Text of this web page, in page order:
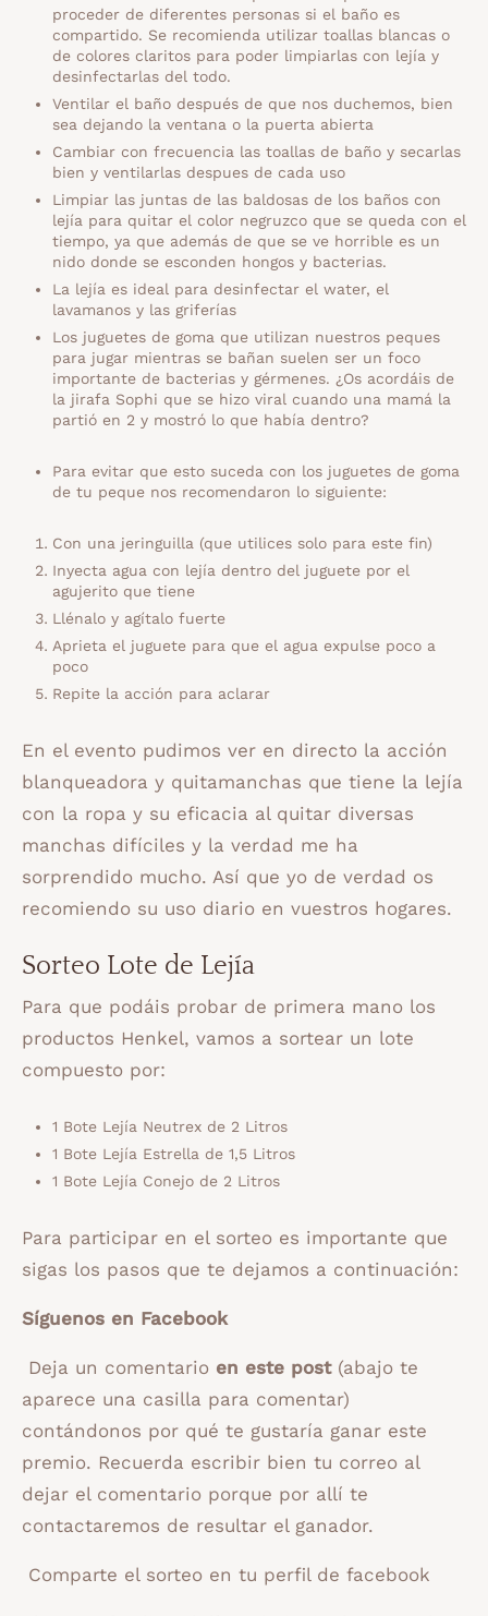
proceder de diferentes personas si el baño es
compartido. Se recomienda utilizar toallas blancas o
de colores claritos para poder limpiarlas con lejía y
desinfectarlas del todo.
Ventilar el baño después de que nos duchemos, bien
sea dejando la ventana o la puerta abierta
Cambiar con frecuencia las toallas de baño y secarlas
bien y ventilarlas despues de cada uso
Limpiar las juntas de las baldosas de los baños con
lejía para quitar el color negruzco que se queda con el
tiempo, ya que además de que se ve horrible es un
nido donde se esconden hongos y bacterias.
La lejía es ideal para desinfectar el water, el
lavamanos y las griferías
Los juguetes de goma que utilizan nuestros peques
para jugar mientras se bañan suelen ser un foco
importante de bacterias y gérmenes. ¿Os acordáis de
la jirafa Sophi que se hizo viral cuando una mamá la
partió en 2 y mostró lo que había dentro?
Para evitar que esto suceda con los juguetes de goma
de tu peque nos recomendaron lo siguiente:
Con una jeringuilla (que utilices solo para este fin)
Inyecta agua con lejía dentro del juguete por el
agujerito que tiene
Llénalo y agítalo fuerte
Aprieta el juguete para que el agua expulse poco a
poco
Repite la acción para aclarar
En el evento pudimos ver en directo la acción
blanqueadora y quitamanchas que tiene la lejía
con la ropa y su eficacia al quitar diversas
manchas difíciles y la verdad me ha
sorprendido mucho. Así que yo de verdad os
recomiendo su uso diario en vuestros hogares.
Sorteo Lote de Lejía
Para que podáis probar de primera mano los
productos Henkel, vamos a sortear un lote
compuesto por:
1 Bote Lejía Neutrex de 2 Litros
1 Bote Lejía Estrella de 1,5 Litros
1 Bote Lejía Conejo de 2 Litros
Para participar en el sorteo es importante que
sigas los pasos que te dejamos a continuación:
Síguenos en Facebook
Deja un comentario en este post(abajo te
aparece una casilla para comentar)
contándonos por qué te gustaría ganar este
premio. Recuerda escribir bien tu correo al
dejar el comentario porque por allí te
contactaremos de resultar el ganador.
Comparte el sorteo en tu perfil de facebook